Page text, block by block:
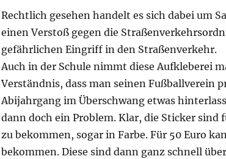
Rechtlich gesehen handelt es sich dabei um
einen Verstoß gegen die
gefährlichen Eingriff in den Straßenverkehr.
Auch in der Schule nimmt diese Aufkleberei
Verständnis, dass man seinen Fußballverein
Abijahrgang im Überschwang etwas
dann doch ein Problem. Klar, die Sticker
zu bekommen, sogar in Farbe. Für 50 Euro
bekommen. Diese sind dann ganz schnell